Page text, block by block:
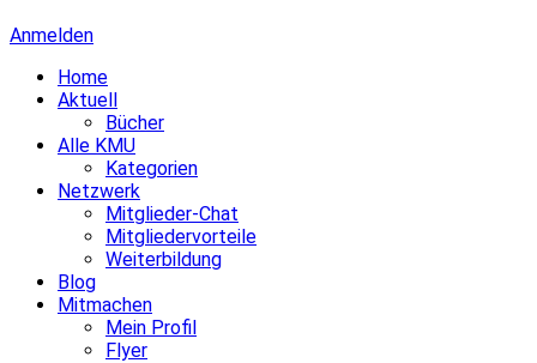
Anmelden
Home
Aktuell
Bücher
Alle KMU
Kategorien
Netzwerk
Mitglieder-Chat
Mitgliedervorteile
Weiterbildung
Blog
Mitmachen
Mein Profil
Flyer